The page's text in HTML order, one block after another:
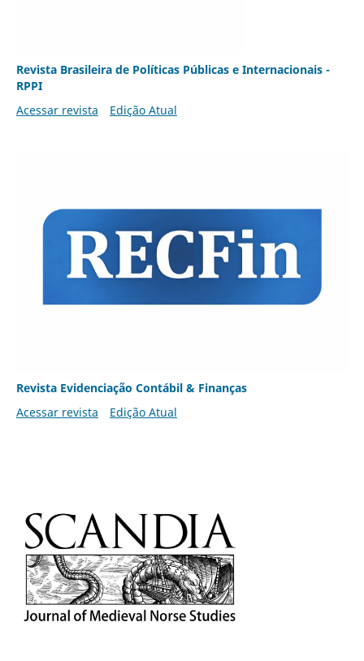
Revista Brasileira de Políticas Públicas e Internacionais -
RPPI
Acessar revista
Edição Atual
Revista Evidenciação Contábil & Finanças
Acessar revista
Edição Atual